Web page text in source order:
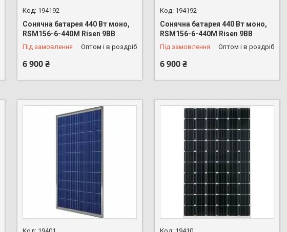
194192
Сонячна батарея 440 Вт моно,
RSM156-6-440M Risen 9BB
Під замовлення Оптом і в роздріб
6 900 ₴
194192
Сонячна батарея 440 Вт моно,
RSM156-6-440M Risen 9BB
Під замовлення Оптом і в роздріб
6 900 ₴